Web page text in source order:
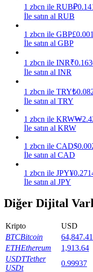
Staking
Launchpool
Popüler token'lar
1 zbcn ile RUB₽
İle satın al RUB
1 zbcn ile GBP£
İle satın al GBP
1 zbcn ile INR₹
İle satın al INR
1 zbcn ile TRY₺
İle satın al TRY
1 zbcn ile KRW₩
İle satın al KRW
1 zbcn ile CAD$
İle satın al CAD
1 zbcn ile JPY¥
İle satın al JPY
Diğer Dijital
Kripto USD
BTCBitcoin 64,847.41
ETHEthereum 1,913.64
USDTTether
USDt
0.99937